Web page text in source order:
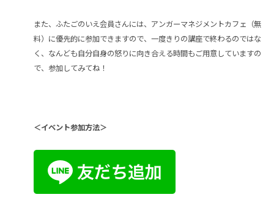
また、ふたごのいえ会員さんには、アンガーマネジメントカフェ（無
料）に優先的に参加できますので、一度きりの講座で終わるのではな
く、なんども自分自身の怒りに向き合える時間もご用意していますの
で、参加してみてね！
＜イベント参加方法＞